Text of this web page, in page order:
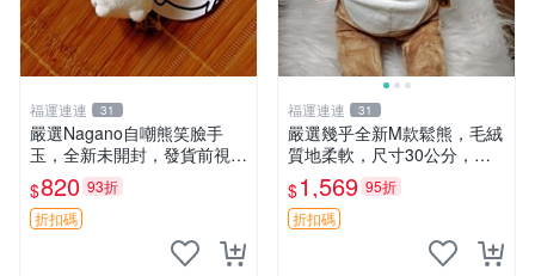
福運連連 31
嚴選Nagano自嘲熊笑臉手
玉，全新未開封，發貨前視頻
確認，海南 廣西 貴州 嚴選N
agano自嘲熊笑臉手玉，全新
未開封，發貨前視頻確認，四
$820 93折
折扣碼
福運連連 31
嚴選幾乎全新M款鬆熊，毛絨
質地柔軟，尺寸30公分，做
工精緻可愛，適合收藏或贈送
親友。中古使用痕跡，手感依
然優良。 鬆熊 嬰熊 毛玩偶
$1,569 95折
折扣碼